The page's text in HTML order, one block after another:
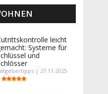
leicht
Systeme für
und
| 27.11.2025